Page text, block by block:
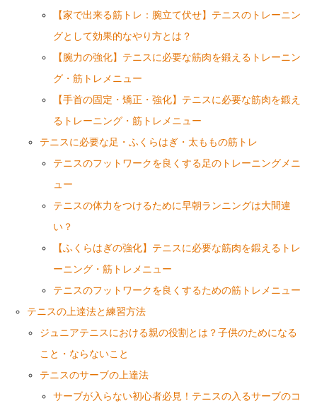
【家で出来る筋トレ：腕立て伏せ】テニスのトレーニン
グとして効果的なやり方とは？
【腕力の強化】テニスに必要な筋肉を鍛えるトレーニン
グ・筋トレメニュー
【手首の固定・矯正・強化】テニスに必要な筋肉を鍛え
るトレーニング・筋トレメニュー
テニスに必要な足・ふくらはぎ・太ももの筋トレ
テニスのフットワークを良くする足のトレーニングメニ
ュー
テニスの体力をつけるために早朝ランニングは大間違
い？
【ふくらはぎの強化】テニスに必要な筋肉を鍛えるトレ
ーニング・筋トレメニュー
テニスのフットワークを良くするための筋トレメニュー
テニスの上達法と練習方法
ジュニアテニスにおける親の役割とは？子供のためになる
こと・ならないこと
テニスのサーブの上達法
サーブが入らない初心者必見！テニスの入るサーブのコ